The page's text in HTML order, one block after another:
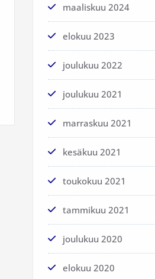
maaliskuu 2024
elokuu 2023
joulukuu 2022
joulukuu 2021
marraskuu 2021
kesäkuu 2021
toukokuu 2021
tammikuu 2021
joulukuu 2020
elokuu 2020